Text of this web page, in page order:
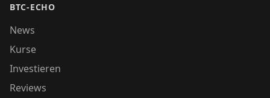
BTC-ECHO
News
Kurse
Investieren
Reviews